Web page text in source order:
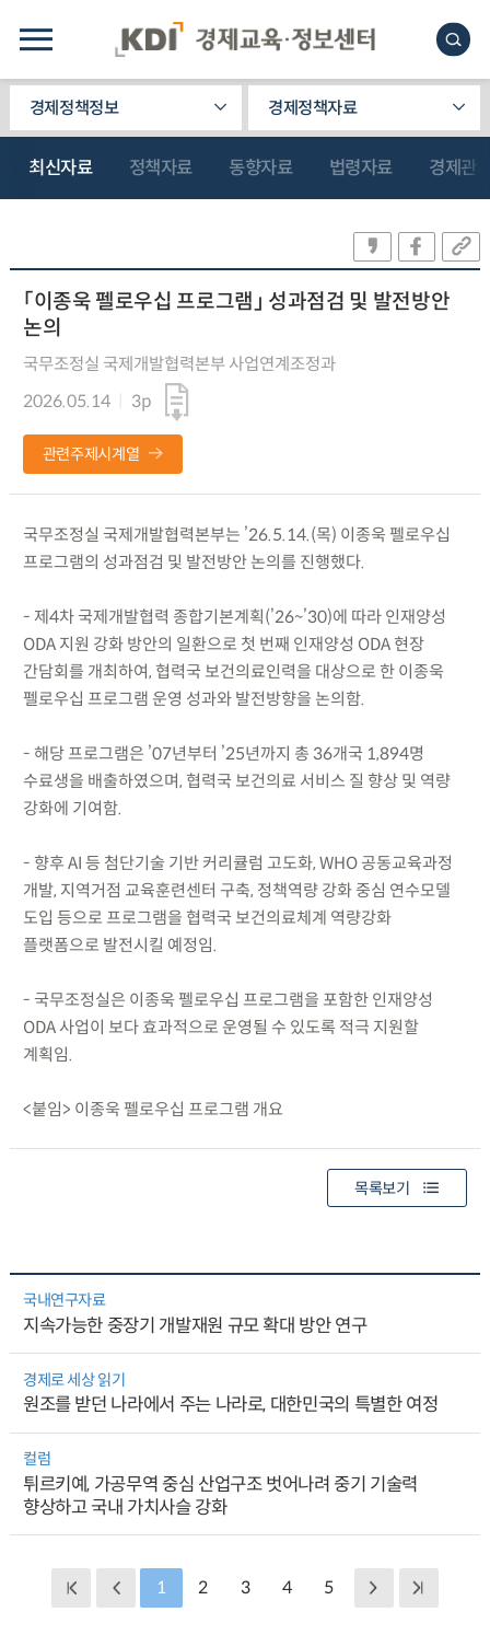
경제정책정보 경제정책자료
최신자료 정책자료 동향자료 법령자료 경제관
「이종욱 펠로우십 프로그램」 성과점검 및 발전방안
논의
국무조정실 국제개발협력본부 사업연계조정과
2026.05.14
3p
관련주제시계열
국무조정실 국제개발협력본부는 ’26.5.14.(목) 이종욱 펠로우십
프로그램의 성과점검 및 발전방안 논의를 진행했다.
- 제4차 국제개발협력 종합기본계획(’26~’30)에 따라 인재양성
ODA 지원 강화 방안의 일환으로 첫 번째 인재양성 ODA 현장
간담회를 개최하여, 협력국 보건의료인력을 대상으로 한 이종욱
펠로우십 프로그램 운영 성과와 발전방향을 논의함.
- 해당 프로그램은 ’07년부터 ’25년까지 총 36개국 1,894명
수료생을 배출하였으며, 협력국 보건의료 서비스 질 향상 및 역량
강화에 기여함.
- 향후 AI 등 첨단기술 기반 커리큘럼 고도화, WHO 공동교육과정
개발, 지역거점 교육훈련센터 구축, 정책역량 강화 중심 연수모델
도입 등으로 프로그램을 협력국 보건의료체계 역량강화
플랫폼으로 발전시킬 예정임.
- 국무조정실은 이종욱 펠로우십 프로그램을 포함한 인재양성
ODA 사업이 보다 효과적으로 운영될 수 있도록 적극 지원할
계획임.
<붙임> 이종욱 펠로우십 프로그램 개요
목록보기
국내연구자료
지속가능한 중장기 개발재원 규모 확대 방안 연구
경제로 세상 읽기
원조를 받던 나라에서 주는 나라로, 대한민국의 특별한 여정
컬럼
튀르키예, 가공무역 중심 산업구조 벗어나려 중기 기술력
향상하고 국내 가치사슬 강화
1 2 3 4 5